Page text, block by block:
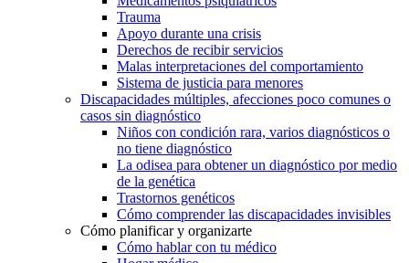
Trauma
Apoyo durante una crisis
Derechos de recibir servicios
Malas interpretaciones del comportamiento
Sistema de justicia para menores
Discapacidades múltiples, afecciones poco comunes o
casos sin diagnóstico
Niños con condición rara, varios diagnósticos o
no tiene diagnóstico
La odisea para obtener un diagnóstico por medio
de la genética
Trastornos genéticos
Cómo comprender las discapacidades invisibles
Cómo planificar y organizarte
Cómo hablar con tu médico